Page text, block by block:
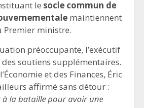
le socle commun de
maintiennent
Premier ministre.
préoccupante, l’exécutif
soutiens supplémentaires.
et des Finances, Éric
affirmé sans détour :
à la bataille pour avoir une